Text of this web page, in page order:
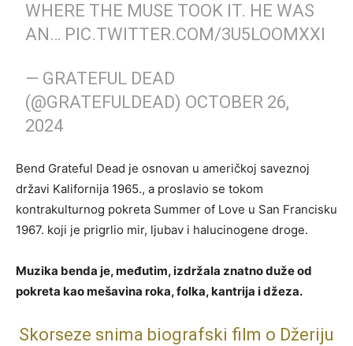
WHERE THE MUSE TOOK IT. HE WAS
AN… PIC.TWITTER.COM/3U5LOOMXXI
— GRATEFUL DEAD
(@GRATEFULDEAD) OCTOBER 26,
2024
Bend Grateful Dead je osnovan u američkoj saveznoj
državi Kalifornija 1965., a proslavio se tokom
kontrakulturnog pokreta Summer of Love u San Francisku
1967. koji je prigrlio mir, ljubav i halucinogene droge.
Muzika benda je, međutim, izdržala znatno duže od
pokreta kao mešavina roka, folka, kantrija i džeza.
Skorseze snima biografski film o Džeriju